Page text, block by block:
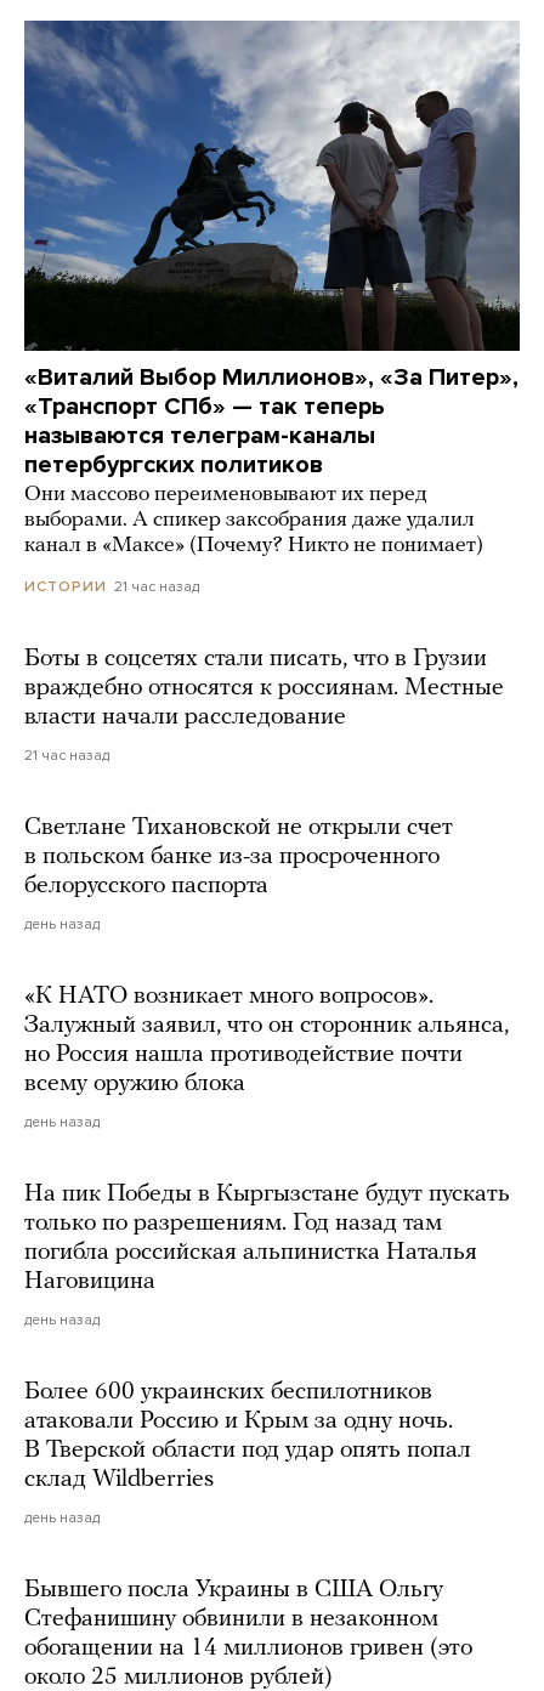
«Виталий Выбор Миллионов», «За Питер»,
«Транспорт СПб» — так теперь
называются телеграм-каналы
петербургских политиков
Они массово переименовывают их перед
выборами. А спикер заксобрания даже удалил
канал в «Максе» (Почему? Никто не понимает)
ИСТОРИИ 21 час назад
Боты в соцсетях стали писать, что в Грузии
враждебно относятся к россиянам. Местные
власти начали расследование
21 час назад
Светлане Тихановской не открыли счет
в польском банке из-за просроченного
белорусского паспорта
день назад
«К НАТО возникает много вопросов».
Залужный заявил, что он сторонник альянса,
но Россия нашла противодействие почти
всему оружию блока
день назад
На пик Победы в Кыргызстане будут пускать
только по разрешениям. Год назад там
погибла российская альпинистка Наталья
Наговицина
день назад
Более 600 украинских беспилотников
атаковали Россию и Крым за одну ночь.
В Тверской области под удар опять попал
склад Wildberries
день назад
Бывшего посла Украины в США Ольгу
Стефанишину обвинили в незаконном
обогащении на 14 миллионов гривен (это
около 25 миллионов рублей)